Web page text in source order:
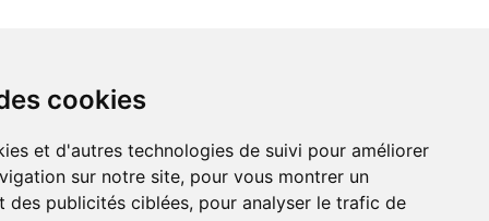
cookies
et d'autres technologies de suivi pour améliorer
sur notre site, pour vous montrer un
des publicités ciblées, pour analyser le trafic de